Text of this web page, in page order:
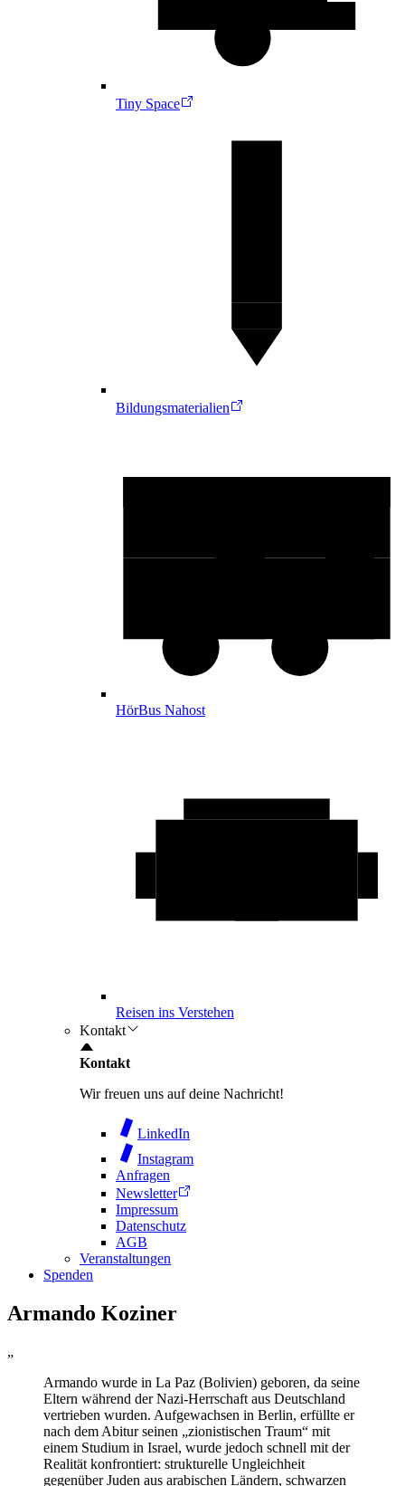
Tiny Space
Bildungsmaterialien
HörBus Nahost
Reisen ins Verstehen
Kontakt
Kontakt
Wir freuen uns auf deine Nachricht!
LinkedIn
Instagram
Anfragen
Newsletter
Impressum
Datenschutz
AGB
Veranstaltungen
Spenden
Armando Koziner
„
Armando wurde in La Paz (Bolivien) geboren, da seine
Eltern während der Nazi-Herrschaft aus Deutschland
vertrieben wurden. Aufgewachsen in Berlin, erfüllte er
nach dem Abitur seinen „zionistischen Traum“ mit
einem Studium in Israel, wurde jedoch schnell mit der
Realität konfrontiert: strukturelle Ungleichheit
gegenüber Juden aus arabischen Ländern, schwarzen